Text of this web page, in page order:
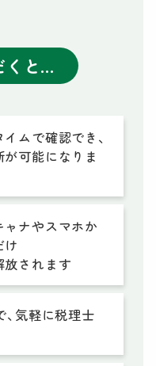
くと…
ムで確認でき、
可能になりま
ナやスマホか
け
されます
気軽に税理士